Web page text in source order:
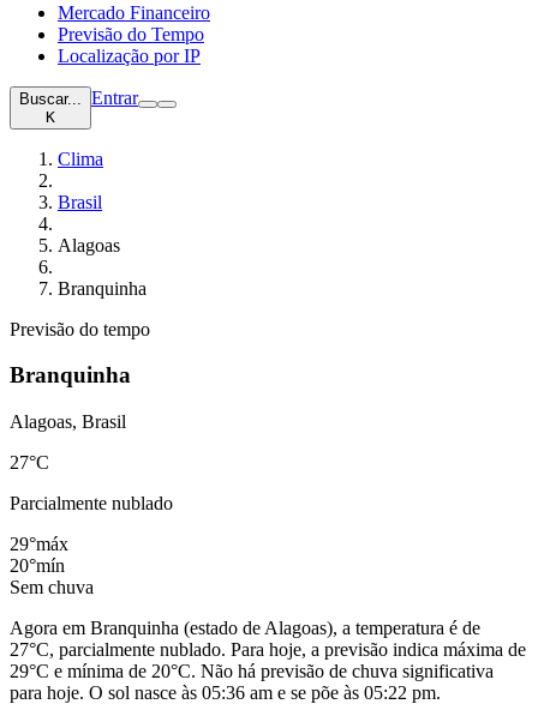
Mercado Financeiro
Previsão do Tempo
Localização por IP
Buscar...
K
Entrar
Clima
Brasil
Alagoas
Branquinha
Previsão do tempo
Branquinha
Alagoas, Brasil
27°C
Parcialmente nublado
29°máx
20°mín
Sem chuva
Agora em Branquinha (estado de Alagoas), a temperatura é de
27°C, parcialmente nublado. Para hoje, a previsão indica máxima de
29°C e mínima de 20°C. Não há previsão de chuva significativa
para hoje. O sol nasce às 05:36 am e se põe às 05:22 pm.